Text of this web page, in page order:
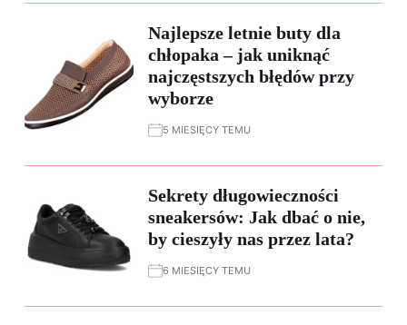
Najlepsze letnie buty dla
chłopaka – jak uniknąć
najczęstszych błędów przy
wyborze
5 MIESIĘCY TEMU
Sekrety długowieczności
sneakersów: Jak dbać o nie,
by cieszyły nas przez lata?
6 MIESIĘCY TEMU